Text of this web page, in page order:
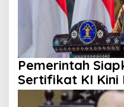
Pemerintah
Sertifikat KI Kini
KUR